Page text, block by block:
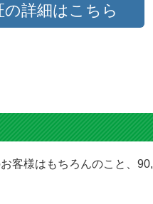
の詳細はこちら
客様はもちろんのこと、